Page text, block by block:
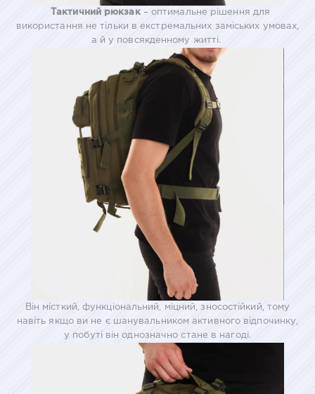
Тактичний рюкзак– оптимальне рішення для
використання не тільки в екстремальних заміських умовах,
а й у повсякденному житті.
Він місткий, функціональний, міцний, зносостійкий, тому
навіть якщо ви не є шанувальником активного відпочинку,
у побуті він однозначно стане в нагоді.